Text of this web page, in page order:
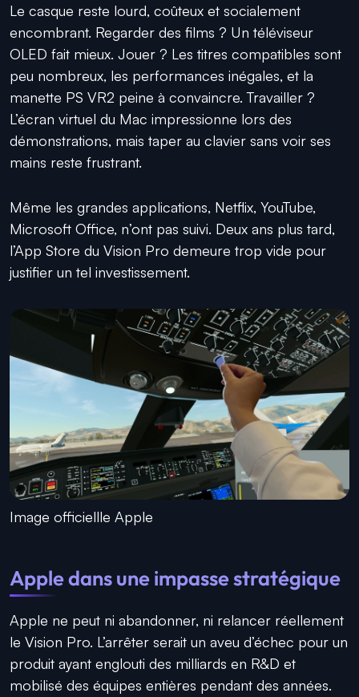
Le casque reste lourd, coûteux et socialement
encombrant. Regarder des films ? Un téléviseur
OLED fait mieux. Jouer ? Les titres compatibles sont
peu nombreux, les performances inégales, et la
manette PS VR2 peine à convaincre. Travailler ?
L’écran virtuel du Mac impressionne lors des
démonstrations, mais taper au clavier sans voir ses
mains reste frustrant.
Même les grandes applications, Netflix, YouTube,
Microsoft Office, n’ont pas suivi. Deux ans plus tard,
l’App Store du Vision Pro demeure trop vide pour
justifier un tel investissement.
Image officiellle Apple
Apple dans une impasse stratégique
Apple ne peut ni abandonner, ni relancer réellement
le Vision Pro. L’arrêter serait un aveu d’échec pour un
produit ayant englouti des milliards en R&D et
mobilisé des équipes entières pendant des années.